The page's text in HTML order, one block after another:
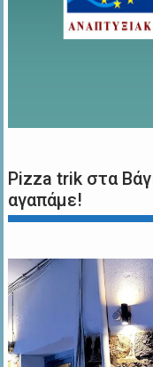
Pizza trik στα
αγαπάμε!